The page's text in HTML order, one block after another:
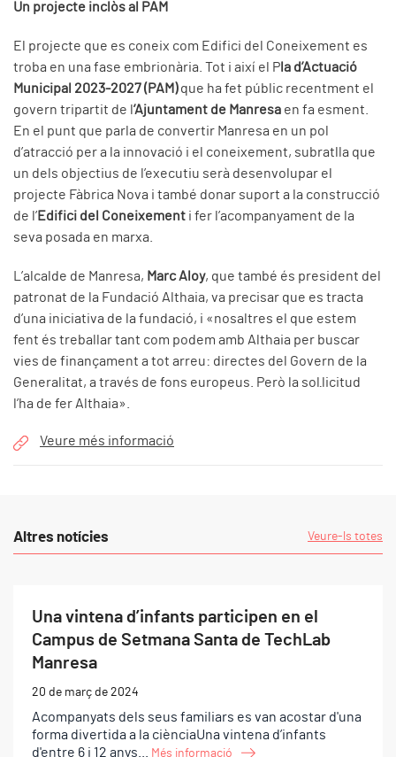
Un projecte inclòs al PAM
El projecte que es coneix com Edifici del Coneixement es
troba en una fase embrionària. Tot i així el P la d’Actuació
Municipal 2023-2027 (PAM)que ha fet públic recentment el
govern tripartit de l ’Ajuntament de Manresa en fa esment.
En el punt que parla de convertir Manresa en un pol
d’atracció per a la innovació i el coneixement, subratlla que
un dels objectius de l’executiu serà desenvolupar el
projecte Fàbrica Nova i també donar suport a la construcció
de l’Edifici del Coneixement i fer l’acompanyament de la
seva posada en marxa.
L’alcalde de Manresa, Marc Aloy, que també és president del
patronat de la Fundació Althaia, va precisar que es tracta
d’una iniciativa de la fundació, i «nosaltres el que estem
fent és treballar tant com podem amb Althaia per buscar
vies de finançament a tot arreu: directes del Govern de la
Generalitat, a través de fons europeus. Però la sol·licitud
l’ha de fer Althaia».
Veure més informació
Altres notícies Veure-ls totes
Una vintena d’infants participen en el
Campus de Setmana Santa de TechLab
Manresa
20 de març de 2024
Acompanyats dels seus familiars es van acostar d'una
forma divertida a la ciènciaUna vintena d’infants
d'entre 6 i 12 anys...
Més informació